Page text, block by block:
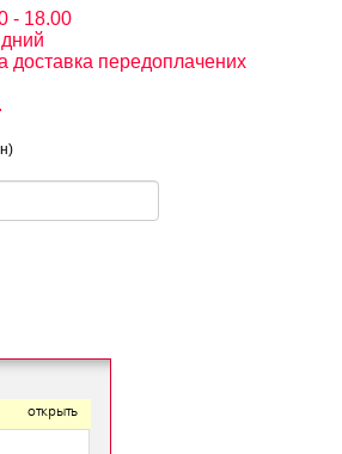
- 18.00
доставка передоплачених
открыть